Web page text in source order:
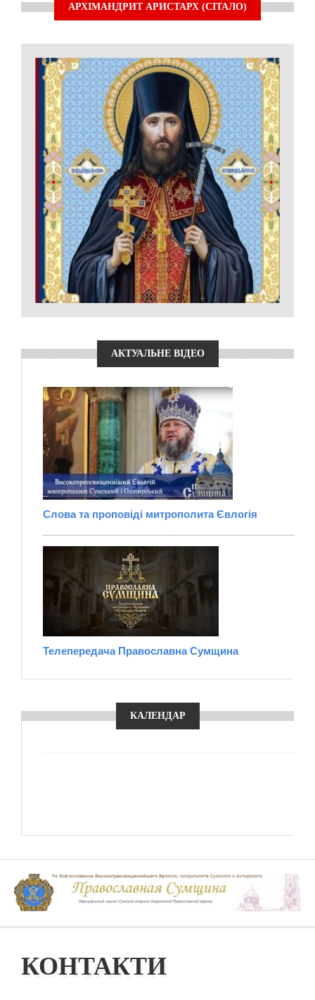
АРХІМАНДРИТ АРИСТАРХ (СІТАЛО)
АКТУАЛЬНЕ ВІДЕО
Слова та проповіді митрополита Євлогія
Телепередача Православна Сумщина
КАЛЕНДАР
КОНТАКТИ